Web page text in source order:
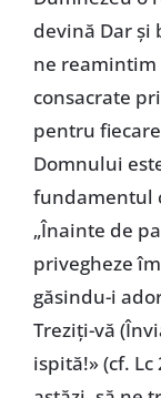
devină Dar şi
ne reamintim
consacrate
pentru
Domnului
fundamentul
„Înainte de
privegheze
găsindu-i
Treziţi-vă
ispită!» (cf.